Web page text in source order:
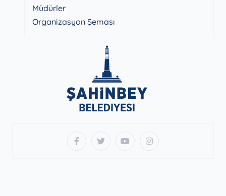
Müdürler
Organizasyon Şeması